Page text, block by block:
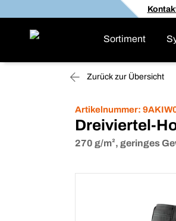
Sortiment
Zurück zur Übersicht
Artikelnummer:
Dreiviertel-
270 g/m², geringes